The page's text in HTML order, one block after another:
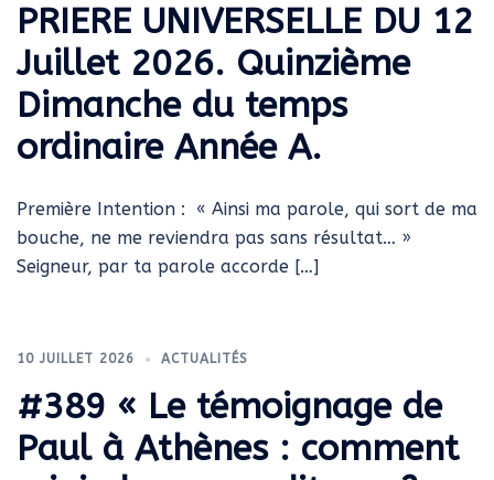
PRIERE UNIVERSELLE DU 12
Juillet 2026. Quinzième
Dimanche du temps
ordinaire Année A.
Première Intention : « Ainsi ma parole, qui sort de ma
bouche, ne me reviendra pas sans résultat… »
Seigneur, par ta parole accorde […]
10 JUILLET 2026 ACTUALITÉS
#389 « Le témoignage de
Paul à Athènes : comment